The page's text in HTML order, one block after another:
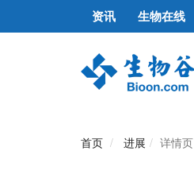
资讯 生物在线
首页 进展 详情页